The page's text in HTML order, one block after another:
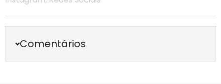
Comentários